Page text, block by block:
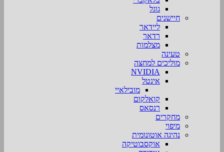
גוגל
חיישנים
ליידאר
רדאר
מצלמות
טעינה
מוליכים למחצה
NVIDIA
אינטל
מובילאיי
קואלקום
רנסאס
מחקרים
מיפוי
נהיגה אוטונומית
אוקסבוטיקה